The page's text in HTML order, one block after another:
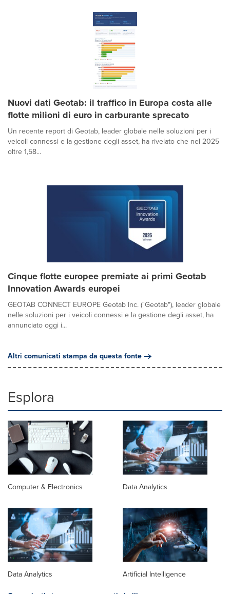
Nuovi dati Geotab: il traffico in Europa costa alle
flotte milioni di euro in carburante sprecato
Un recente report di Geotab, leader globale nelle soluzioni per i
veicoli connessi e la gestione degli asset, ha rivelato che nel 2025
oltre 1,58...
Cinque flotte europee premiate ai primi Geotab
Innovation Awards europei
GEOTAB CONNECT EUROPE Geotab Inc. ("Geotab"), leader globale
nelle soluzioni per i veicoli connessi e la gestione degli asset, ha
annunciato oggi i...
Altri comunicati stampa da questa fonte
Esplora
Computer & Electronics Data Analytics
Data Analytics
Artificial Intelligence